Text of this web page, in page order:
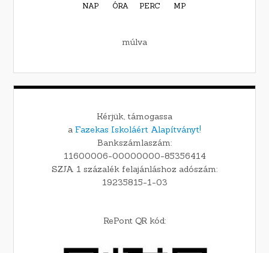
NAP ÓRA PERC MP
múlva
Kérjük, támogassa
a Fazekas Iskoláért Alapítványt!
Bankszámlaszám:
11600006-00000000-85356414
SZJA 1 százalék felajánláshoz adószám:
19235815-1-03
RePont QR kód: